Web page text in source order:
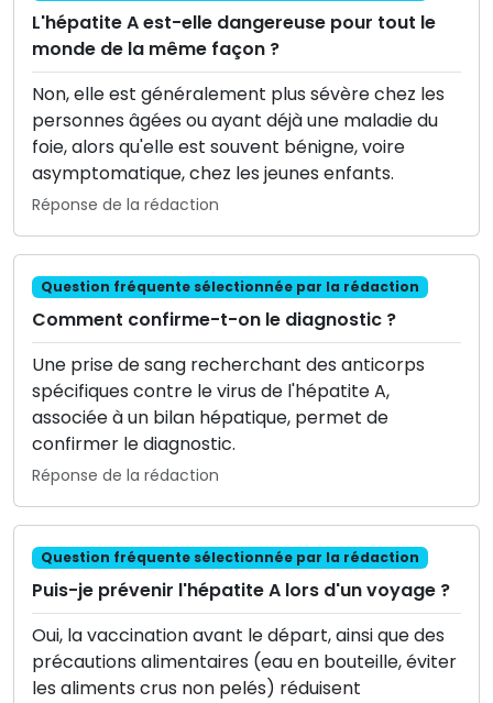
L'hépatite A est-elle dangereuse pour tout le
monde de la même façon ?
Non, elle est généralement plus sévère chez les
personnes âgées ou ayant déjà une maladie du
foie, alors qu'elle est souvent bénigne, voire
asymptomatique, chez les jeunes enfants.
Réponse de la rédaction
Question fréquente sélectionnée par la rédaction
Comment confirme-t-on le diagnostic ?
Une prise de sang recherchant des anticorps
spécifiques contre le virus de l'hépatite A,
associée à un bilan hépatique, permet de
confirmer le diagnostic.
Réponse de la rédaction
Question fréquente sélectionnée par la rédaction
Puis-je prévenir l'hépatite A lors d'un voyage ?
Oui, la vaccination avant le départ, ainsi que des
précautions alimentaires (eau en bouteille, éviter
les aliments crus non pelés) réduisent